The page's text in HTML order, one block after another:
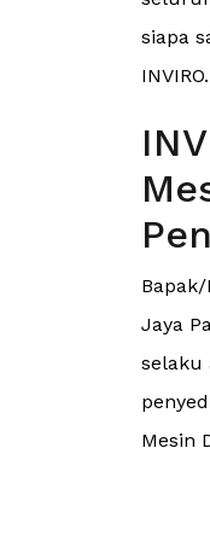
siapa
INVIRO.
Bapak/
Jaya
selaku
Mesin